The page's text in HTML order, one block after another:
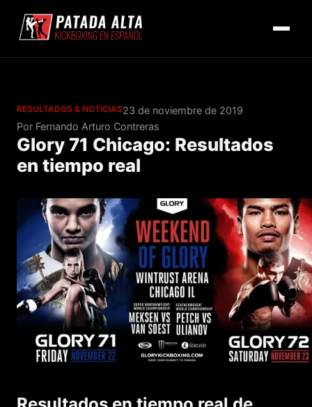
RESULTADOS & NOTICIAS23 de noviembre de 2019
Por Fernando Arturo Contreras
Glory 71 Chicago: Resultados
en tiempo real